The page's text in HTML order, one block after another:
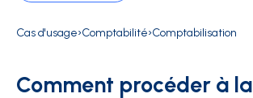
Cas d'usage›Comptabilité›Comptabilisation
Comment procéder à la